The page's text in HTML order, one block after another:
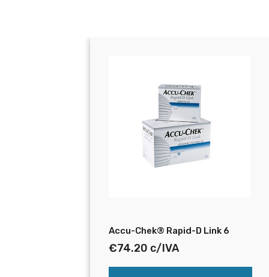
Accu-Chek® Rapid-D Link 6
€74.20 c/IVA